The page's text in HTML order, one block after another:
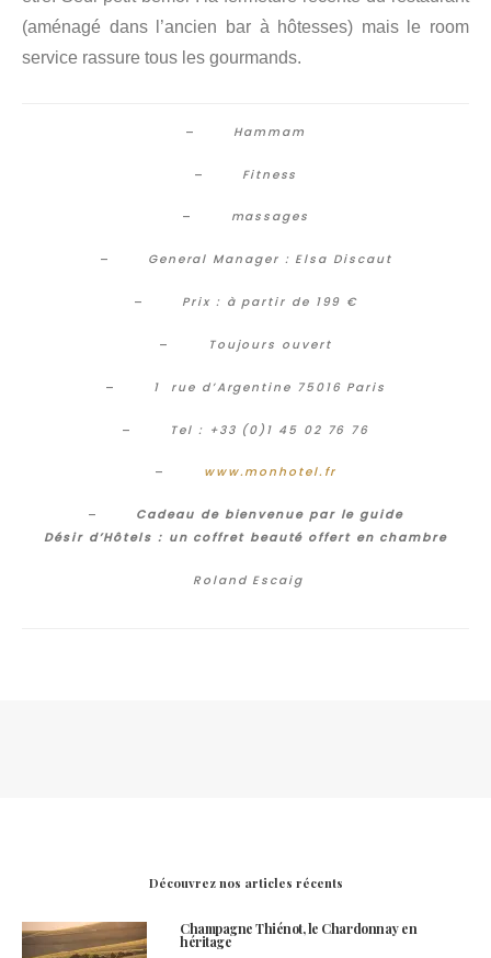
(aménagé dans l’ancien bar à hôtesses) mais le room
service rassure tous les gourmands.
– Hammam
– Fitness
– massages
– General Manager : Elsa Discaut
– Prix : à partir de 199 €
– Toujours ouvert
– 1 rue d’Argentine 75016 Paris
– Tel : +33 (0)1 45 02 76 76
– www.monhotel.fr
– Cadeau de bienvenue par le guide
Désir d’Hôtels : un coffret beauté offert en chambre
Roland Escaig
Découvrez nos articles récents
Champagne Thiénot, le Chardonnay en
héritage